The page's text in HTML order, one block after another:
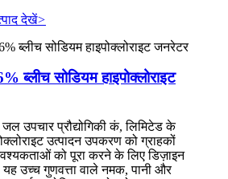
देखें>
ब्लीच सोडियम हाइपोक्लोराइट
जल उपचार प्रौद्योगिकी कं, लिमिटेड के
उत्पादन उपकरण को ग्राहकों
को पूरा करने के लिए डिज़ाइन
यह उच्च गुणवत्ता वाले नमक, पानी और